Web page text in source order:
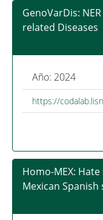
GenoVarDis:
related Diseases
Año: 2024
https://
Homo-MEX:
Mexican